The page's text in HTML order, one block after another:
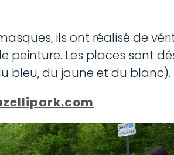
ils ont réalisé de
peinture. Les places sont
bleu, du jaune et du blanc).